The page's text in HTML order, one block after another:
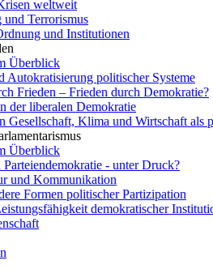
weltweit
Terrorismus
und Institutionen
Überblick
Autokratisierung politischer Systeme
Frieden – Frieden durch Demokratie?
der liberalen Demokratie
Gesellschaft, Klima und Wirtschaft als
Überblick
Parteiendemokratie - unter Druck?
und Kommunikation
Formen politischer Partizipation
demokratischer